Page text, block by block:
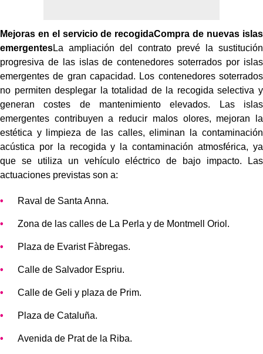
Mejoras en el servicio de recogidaCompra de nuevas islas
emergentesLa ampliación del contrato prevé la sustitución
progresiva de las islas de contenedores soterrados por islas
emergentes de gran capacidad. Los contenedores soterrados
no permiten desplegar la totalidad de la recogida selectiva y
generan costes de mantenimiento elevados. Las islas
emergentes contribuyen a reducir malos olores, mejoran la
estética y limpieza de las calles, eliminan la contaminación
acústica por la recogida y la contaminación atmosférica, ya
que se utiliza un vehículo eléctrico de bajo impacto. Las
actuaciones previstas son a:
Raval de Santa Anna.
Zona de las calles de La Perla y de Montmell Oriol.
Plaza de Evarist Fàbregas.
Calle de Salvador Espriu.
Calle de Geli y plaza de Prim.
Plaza de Cataluña.
Avenida de Prat de la Riba.